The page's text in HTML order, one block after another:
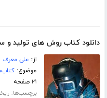
دانلود کتاب روش های تولید
از: علی معرف
موضوع:
۲۱ صفحه
برچسب‌ها: